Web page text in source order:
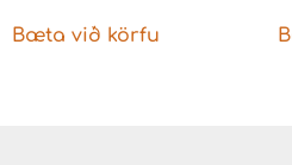
Bæta við körfu